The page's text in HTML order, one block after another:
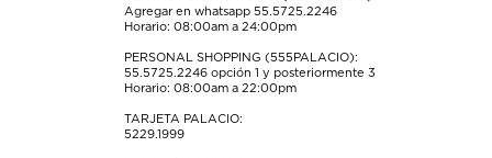
Agregar en whatsapp 55.5725.2246
Horario: 08:00am a 24:00pm
PERSONAL SHOPPING (555PALACIO):
55.5725.2246 opción 1 y posteriormente 3
Horario: 08:00am a 22:00pm
TARJETA PALACIO:
5229.1999